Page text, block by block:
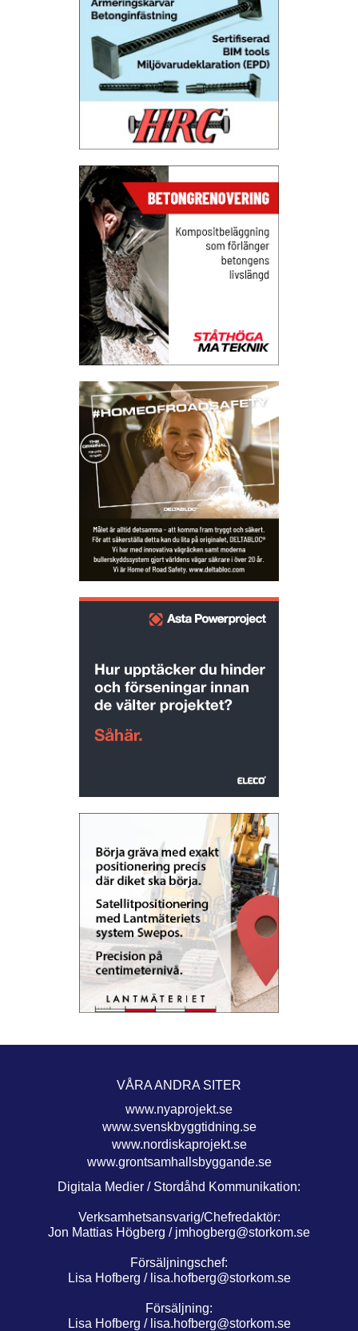
VÅRA ANDRA SITER
www.nyaprojekt.se
www.svenskbyggtidning.se
www.nordiskaprojekt.se
www.grontsamhallsbyggande.se
Digitala Medier / Stordåhd Kommunikation:
Verksamhetsansvarig/Chefredaktör:
Jon Mattias Högberg / jmhogberg@storkom.se
Försäljningschef:
Lisa Hofberg / lisa.hofberg@storkom.se
Försäljning:
Lisa Hofberg / lisa.hofberg@storkom.se